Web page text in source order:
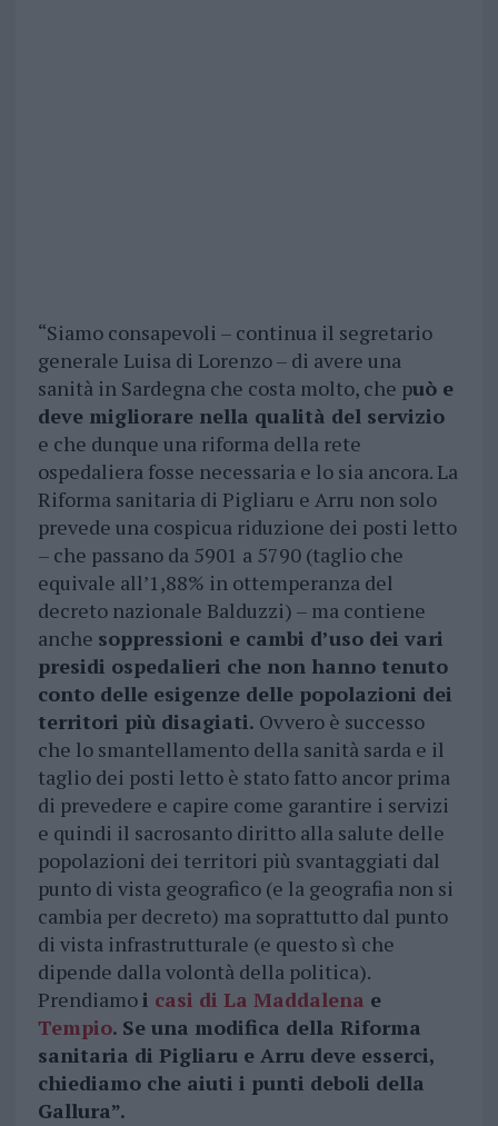
“Siamo consapevoli – continua il segretario
generale Luisa di Lorenzo – di avere una
sanità in Sardegna che costa molto, che può e
deve migliorare nella qualità del servizio
e che dunque una riforma della rete
ospedaliera fosse necessaria e lo sia ancora. La
Riforma sanitaria di Pigliaru e Arru non solo
prevede una cospicua riduzione dei posti letto
– che passano da 5901 a 5790 (taglio che
equivale all’1,88% in ottemperanza del
decreto nazionale Balduzzi) – ma contiene
anche soppressioni e cambi d’uso dei vari
presidi ospedalieri che non hanno tenuto
conto delle esigenze delle popolazioni dei
territori più disagiati. Ovvero è successo
che lo smantellamento della sanità sarda e il
taglio dei posti letto è stato fatto ancor prima
di prevedere e capire come garantire i servizi
e quindi il sacrosanto diritto alla salute delle
popolazioni dei territori più svantaggiati dal
punto di vista geografico (e la geografia non si
cambia per decreto) ma soprattutto dal punto
di vista infrastrutturale (e questo sì che
dipende dalla volontà della politica).
Prendiamoi casi di La Maddalena e
Tempio. Se una modifica della Riforma
sanitaria di Pigliaru e Arru deve esserci,
chiediamo che aiuti i punti deboli della
Gallura”.